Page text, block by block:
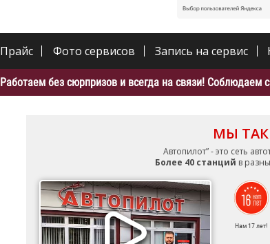
Прайс Фото сервисов Запись на сервис
Работаем без сюрпризов и всегда на связи! Соблюдаем
МЫ
Автопилот” - это сеть
Более 40 станций в
Нам 17 лет!